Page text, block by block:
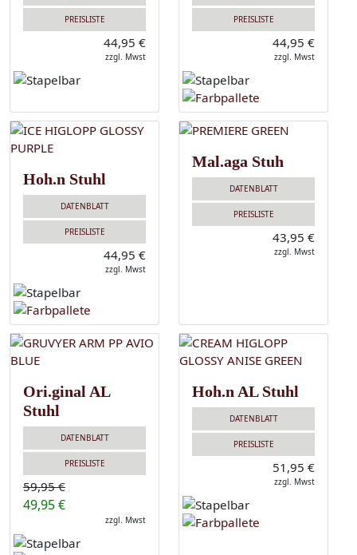
PREISLISTE
44,95 €
zzgl. Mwst
PREISLISTE
44,95 €
zzgl. Mwst
Hoh.n Stuhl
DATENBLATT
PREISLISTE
44,95 €
zzgl. Mwst
Mal.aga Stuh
DATENBLATT
PREISLISTE
43,95 €
zzgl. Mwst
Ori.ginal AL
Stuhl
DATENBLATT
PREISLISTE
59,95 €
49,95 €
zzgl. Mwst
Hoh.n AL Stuhl
DATENBLATT
PREISLISTE
51,95 €
zzgl. Mwst